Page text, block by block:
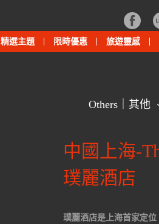
Others｜其他
中國上海-
璞麗酒店
璞麗酒店是上海首家定
精選主題 限時優惠 旅遊靈感